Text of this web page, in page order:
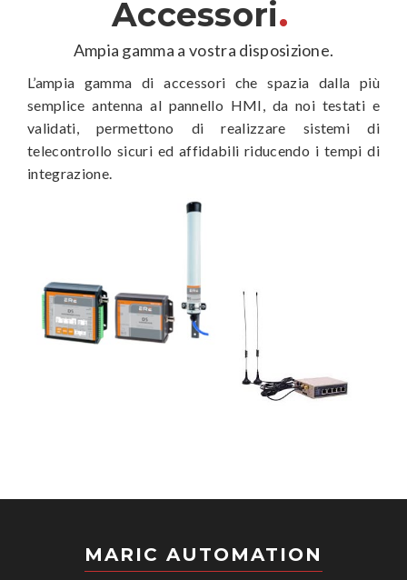
Accessori.
Ampia gamma a vostra disposizione.
L’ampia gamma di accessori che spazia dalla più
semplice antenna al pannello HMI, da noi testati e
validati, permettono di realizzare sistemi di
telecontrollo sicuri ed affidabili riducendo i tempi di
integrazione.
MARIC AUTOMATION